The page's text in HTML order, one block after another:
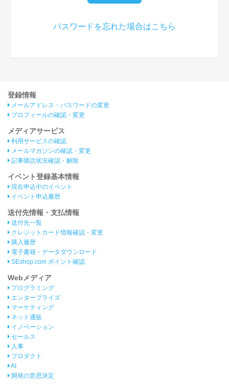
パスワードを忘れた場合はこちら
登録情報
メールアドレス・パスワードの変更
プロフィールの確認・変更
メディアサービス
利用サービスの確認
メールマガジンの確認・変更
記事購読状況確認・解除
イベント登録基本情報
現在申込中のイベント
イベント申込履歴
送付先情報・支払情報
送付先一覧
クレジットカード情報確認・変更
購入履歴
電子書籍・データダウンロード
SEshop.com ポイント確認
Webメディア
プログラミング
エンタープライズ
マーケティング
ネット通販
イノベーション
セールス
人事
プロダクト
AI
開発の意思決定